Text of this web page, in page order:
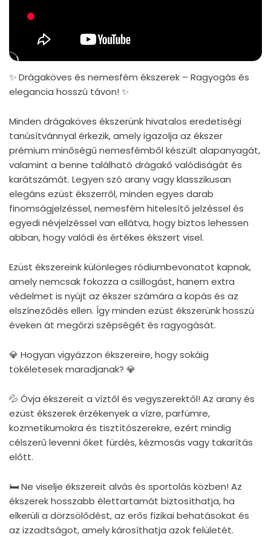
✨ Drágaköves és nemesfém ékszerek – Ragyogás és
elegancia hosszú távon! ✨
Minden drágaköves ékszerünk hivatalos eredetiségi
tanúsítvánnyal érkezik, amely igazolja az ékszer
prémium minőségű nemesfémből készült alapanyagát,
valamint a benne található drágakő valódiságát és
karátszámát. Legyen szó arany vagy klasszikusan
elegáns ezüst ékszerről, minden egyes darab
finomságjelzéssel, nemesfém hitelesítő jelzéssel és
egyedi névjelzéssel van ellátva, hogy biztos lehessen
abban, hogy valódi és értékes ékszert visel.
Ezüst ékszereink különleges ródiumbevonatot kapnak,
amely nemcsak fokozza a csillogást, hanem extra
védelmet is nyújt az ékszer számára a kopás és az
elszíneződés ellen. Így minden ezüst ékszerünk hosszú
éveken át megőrzi szépségét és ragyogását.
💎 Hogyan vigyázzon ékszereire, hogy sokáig
tökéletesek maradjanak? 💎
💦 Óvja ékszereit a víztől és vegyszerektől! Az arany és
ezüst ékszerek érzékenyek a vízre, parfümre,
kozmetikumokra és tisztítószerekre, ezért mindig
célszerű levenni őket fürdés, kézmosás vagy takarítás
előtt.
🛏 Ne viselje ékszereit alvás és sportolás közben! Az
ékszerek hosszabb élettartamát biztosíthatja, ha
elkerüli a dörzsölődést, az erős fizikai behatásokat és
az izzadtságot, amely károsíthatja azok felületét.